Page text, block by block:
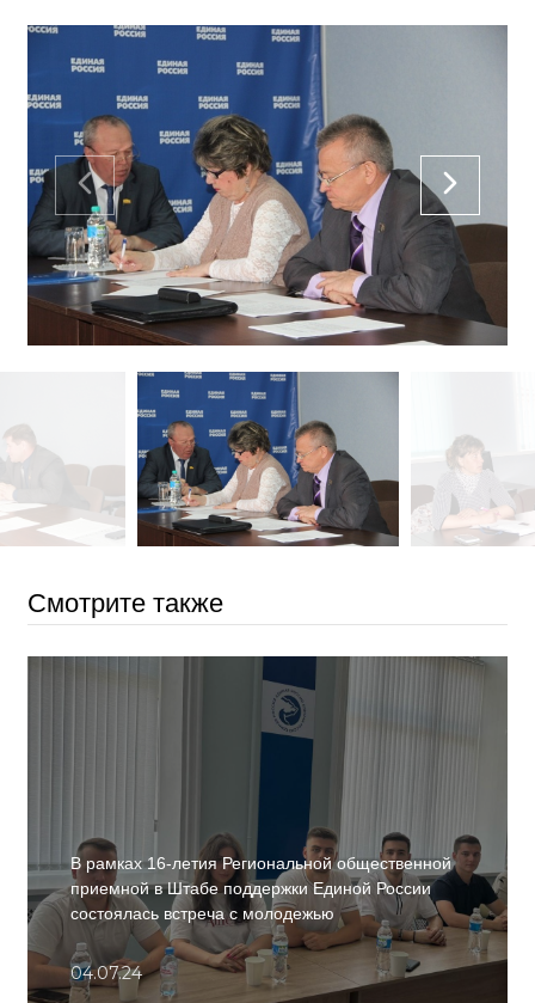
Смотрите также
В рамках 16-летия Региональной общественной
приемной в Штабе поддержки Единой России
состоялась встреча с молодежью
04.07.24